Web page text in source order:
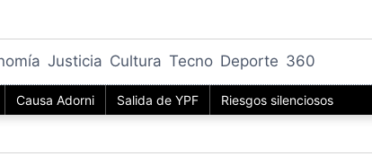
Justicia Cultura Tecno Deporte 360
Causa Adorni Salida de YPF Riesgos silenciosos